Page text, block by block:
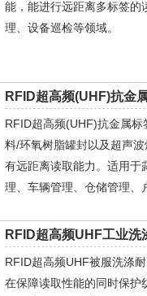
能，能进行远距离多标签的
理、设备巡检等领域。
RFID超高频(UHF)抗金
RFID超高频(UHF)抗金属
料/环氧树脂罐封以及超声
有远距离读取能力。适用于
理、车辆管理、仓储管理、
RFID超高频UHF工业
RFID超高频UHF被服洗涤
在保障读取性能的同时保护